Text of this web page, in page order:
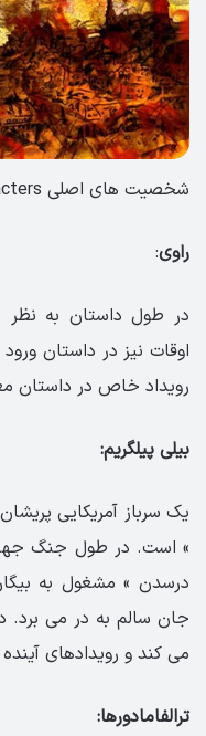
شخصیت های اصلی Major Characters
راوی:
در طول داستان به نظر
اوقات نیز در داستان
رویداد خاص در داستان
بیلی پیلگریم:
یک سرباز آمریکایی
» است. در طول جنگ
درسدن » مشغول به
جان سالم به در می برد.
می کند و رویدادهای
ترالفامادورها: